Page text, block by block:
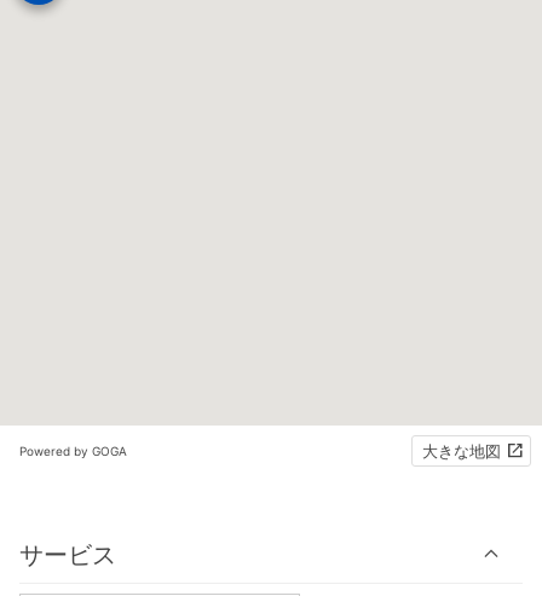
Powered by GOGA 大きな地図
サービス